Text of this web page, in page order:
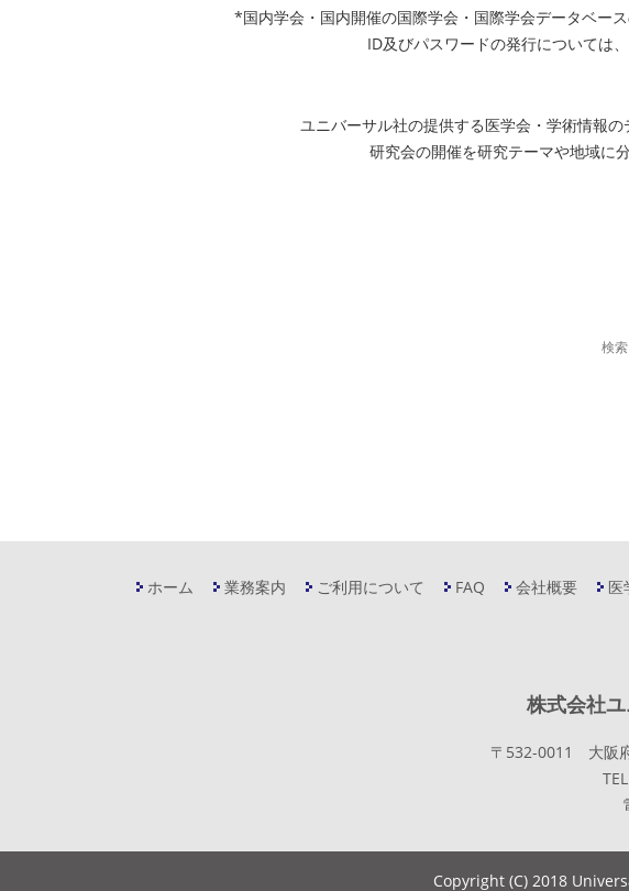
*国内学会・国内開催の国際学会・国際学会データベー
ID及びパスワードの発行については
ユニバーサル社の提供する医学会・学術情報
研究会の開催を研究テーマや地域に
検
ホーム 業務案内 ご利用について FAQ 会社概要 医
株式会社
〒532-0011 大阪
Copyright (C) 2018